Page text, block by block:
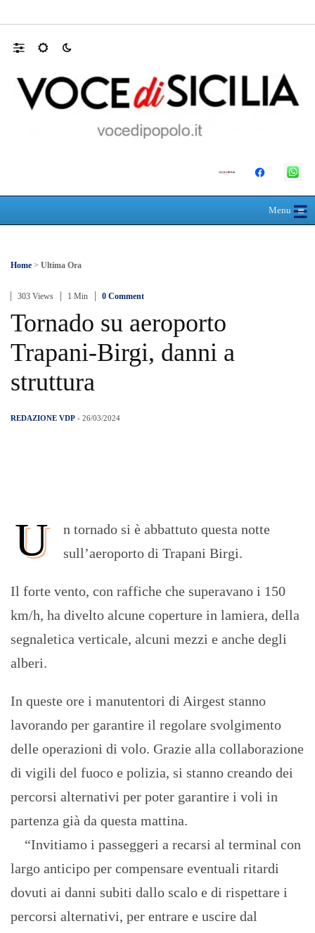
Menu≡
☰
Home > Ultima Ora
303 Views 1 Min 0 Comment
Tornado su aeroporto
Trapani-Birgi, danni a
struttura
REDAZIONE VDP - 26/03/2024
U
n tornado si è abbattuto questa notte
sull’aeroporto di Trapani Birgi.
Il forte vento, con raffiche che superavano i 150
km/h, ha divelto alcune coperture in lamiera, della
segnaletica verticale, alcuni mezzi e anche degli
alberi.
In queste ore i manutentori di Airgest stanno
lavorando per garantire il regolare svolgimento
delle operazioni di volo. Grazie alla collaborazione
di vigili del fuoco e polizia, si stanno creando dei
percorsi alternativi per poter garantire i voli in
partenza già da questa mattina.
“Invitiamo i passeggeri a recarsi al terminal con
largo anticipo per compensare eventuali ritardi
dovuti ai danni subiti dallo scalo e di rispettare i
percorsi alternativi, per entrare e uscire dal